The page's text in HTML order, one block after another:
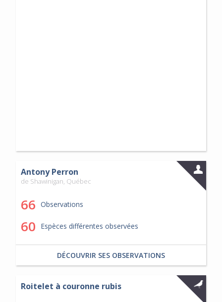
Antony Perron
de Shawinigan, Québec
66 Observations
60 Espèces différentes observées
DÉCOUVRIR SES OBSERVATIONS
Roitelet à couronne rubis